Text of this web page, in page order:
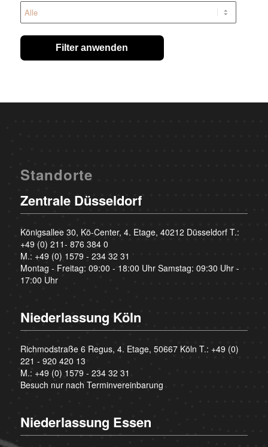
Filter anwenden
Standorte
Zentrale Düsseldorf
Königsallee 30, Kö-Center, 4. Etage, 40212 Düsseldorf T.:
+49 (0) 211- 876 384 0
M.: +49 (0) 1579 - 234 32 31
Montag - Freitag: 09:00 - 18:00 Uhr Samstag: 09:30 Uhr -
17:00 Uhr
Niederlassung Köln
Richmodstraße 6 Regus, 4. Etage, 50667 Köln T.: +49 (0)
221 - 920 420 13
M.: +49 (0) 1579 - 234 32 31
Besuch nur nach Terminvereinbarung
Niederlassung Essen